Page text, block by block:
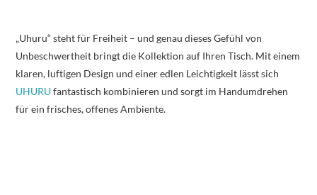
„Uhuru“ steht für Freiheit – und genau dieses Gefühl von
Unbeschwertheit bringt die Kollektion auf Ihren Tisch. Mit einem
klaren, luftigen Design und einer edlen Leichtigkeit lässt sich
UHURUfantastisch kombinieren und sorgt im Handumdrehen
für ein frisches, offenes Ambiente.